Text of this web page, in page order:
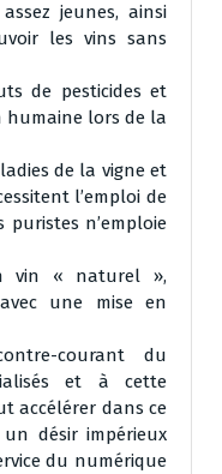
jeunes, ainsi
les vins sans
de pesticides et
humaine lors de la
de la vigne et
l’emploi de
puristes n’emploie
vin « naturel »,
une mise en
courant du
et à cette
accélérer dans ce
désir impérieux
du numérique